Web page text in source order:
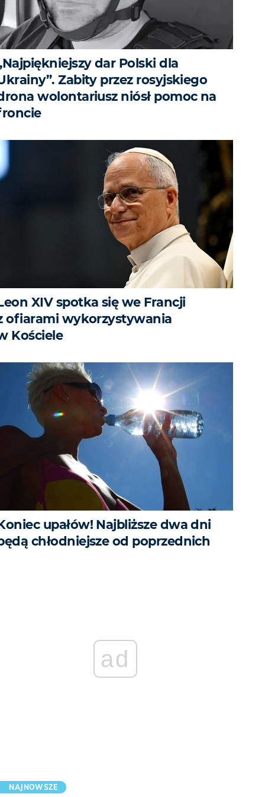
dar Polski dla
Zabity przez rosyjskiego
wolontariusz niósł pomoc na
XIV spotka się we Francji
ofiarami wykorzystywania
Kościele
upałów! Najbliższe dwa dni
chłodniejsze od poprzednich
ad
NAJNOWSZE